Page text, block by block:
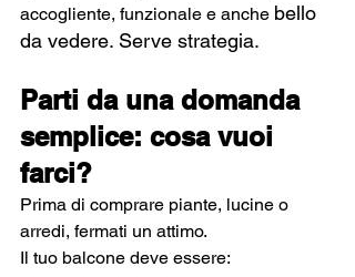
accogliente, funzionale e anche bello
da vedere. Serve strategia.
Parti da una domanda
semplice: cosa vuoi
farci?
Prima di comprare piante, lucine o
arredi, fermati un attimo.
Il tuo balcone deve essere: